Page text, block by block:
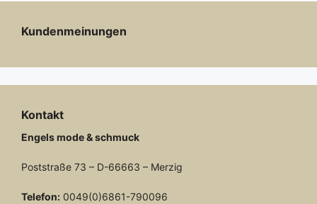
Kundenmeinungen
Kontakt
Engels mode & schmuck
Poststraße 73 – D-66663 – Merzig
Telefon: 0049(0)6861-790096